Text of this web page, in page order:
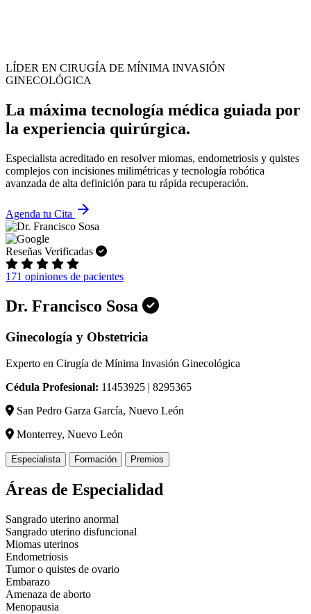
LÍDER EN CIRUGÍA DE MÍNIMA INVASIÓN
GINECOLÓGICA
La máxima tecnología médica guiada por
la experiencia quirúrgica.
Especialista acreditado en resolver miomas, endometriosis y quistes
complejos con incisiones milimétricas y tecnología robótica
avanzada de alta definición para tu rápida recuperación.
Agenda tu Cita arrow_forward
Reseñas Verificadas
171 opiniones de pacientes
Dr. Francisco Sosa
Ginecología y Obstetricia
Experto en Cirugía de Mínima Invasión Ginecológica
Cédula Profesional: 11453925 | 8295365
San Pedro Garza García, Nuevo León
Monterrey, Nuevo León
Especialista Formación Premios
Áreas de Especialidad
Sangrado uterino anormal
Sangrado uterino disfuncional
Miomas uterinos
Endometriosis
Tumor o quistes de ovario
Embarazo
Amenaza de aborto
Menopausia